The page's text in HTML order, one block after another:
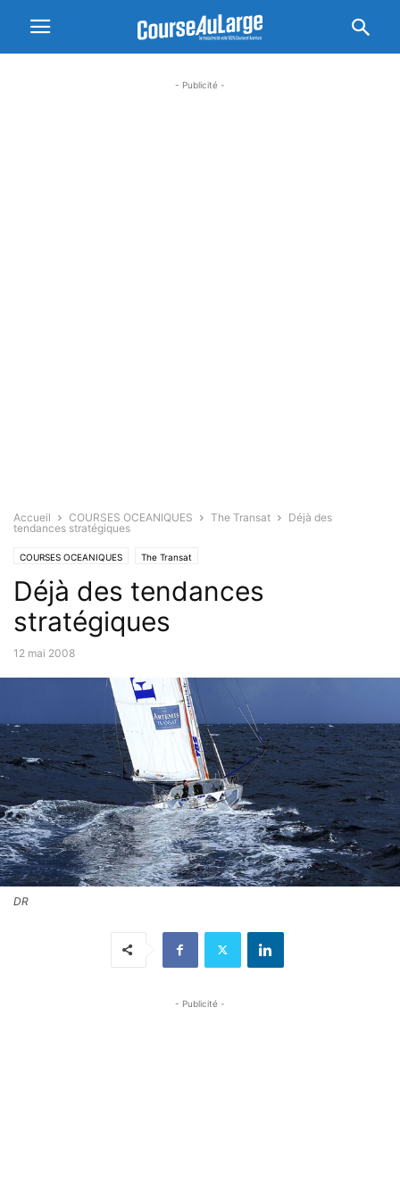
- Publicité -
Accueil COURSES OCEANIQUES The Transat
Déjà des
tendances stratégiques
COURSES OCEANIQUES The Transat
Déjà des tendances
stratégiques
12 mai 2008
DR
- Publicité -